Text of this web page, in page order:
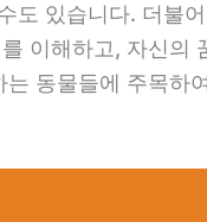
있습니다. 더불
이해하고, 자신의
동물들에 주목하